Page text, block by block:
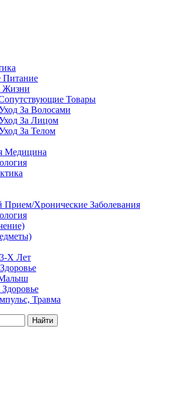
Питание
Жизни
Товары
За Волосами
За Лицом
За Телом
Медицина
Прием/Хронические Заболевания
Х Лет
Травма
Найти